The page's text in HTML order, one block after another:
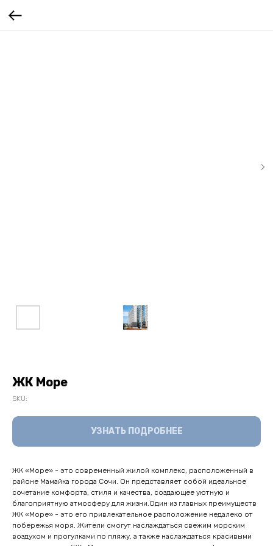
ЖК Море
SKU:
УЗНАТЬ ПОДРОБНЕЕ
ЖК «Море» - это современный жилой комплекс, расположенный в
районе Мамайка города Сочи. Он представляет собой идеальное
сочетание комфорта, стиля и качества, создающее уютную и
благоприятную атмосферу для жизни.Один из главных преимуществ
ЖК «Море» - это его привлекательное расположение недалеко от
побережья моря. Жители смогут наслаждаться свежим морским
воздухом и прогулками по пляжу, а также наслаждаться красивыми